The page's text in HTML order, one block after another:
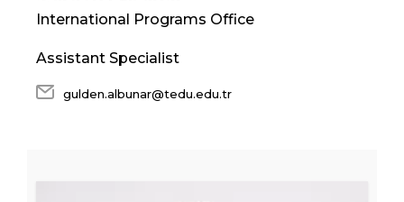
International Programs Office
Assistant Specialist
gulden.albunar@tedu.edu.tr